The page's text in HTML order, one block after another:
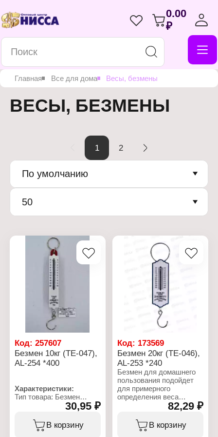
0.00
₽
Главная Все для дома Весы, безмены
ВЕСЫ, БЕЗМЕНЫ
1 2
По умолчанию
50
Код: 257607
Безмен 10кг (ТЕ-047),
AL-254 *400
Характеристики:
Тип товара: Безмен
Модель: ТЕ-047
Назначение: бытовой
Вид: механический
Установка: подвесной
30,95 ₽
В корзину
Код: 173569
Безмен 20кг (ТЕ-046),
AL-253 *240
Безмен для домашнего
пользования подойдет
для примерного
определения веса
продуктов и небольших
предметов. Есть кольцо
для подвешивания и
удобный крюк для
82,29 ₽
В корзину